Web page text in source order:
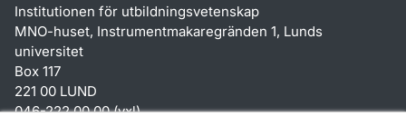
Institutionen för utbildningsvetenskap
MNO-huset, Instrumentmakaregränden 1, Lunds
universitet
Box 117
221 00 LUND
046-222 00 00 (vxl)